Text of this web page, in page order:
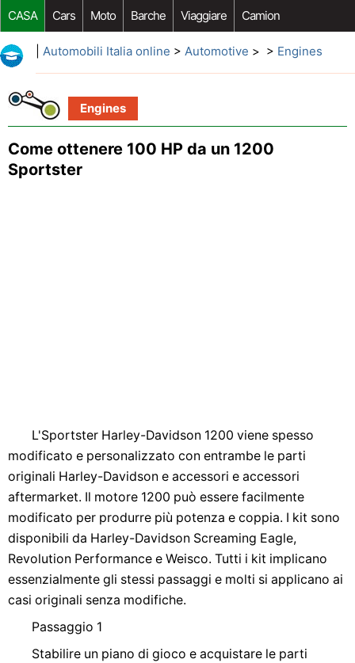
CASA Cars Moto Barche Viaggiare Camion
Riparazione Auto Acquisto Auto Car Opzioni Aftermarket
Automobili Italia online > Automotive > > Engines
Engines
Come ottenere 100 HP da un 1200
Sportster
L'Sportster Harley-Davidson 1200 viene spesso
modificato e personalizzato con entrambe le parti
originali Harley-Davidson e accessori e accessori
aftermarket. Il motore 1200 può essere facilmente
modificato per produrre più potenza e coppia. I kit sono
disponibili da Harley-Davidson Screaming Eagle,
Revolution Performance e Weisco. Tutti i kit implicano
essenzialmente gli stessi passaggi e molti si applicano ai
casi originali senza modifiche.
Passaggio 1
Stabilire un piano di gioco e acquistare le parti